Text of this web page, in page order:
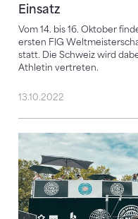
Einsatz
Vom 14. bis 16. Oktober
ersten FIG
statt. Die Schweiz wird
Athletin vertreten.
13.10.2022
Weltcup: Cordt-